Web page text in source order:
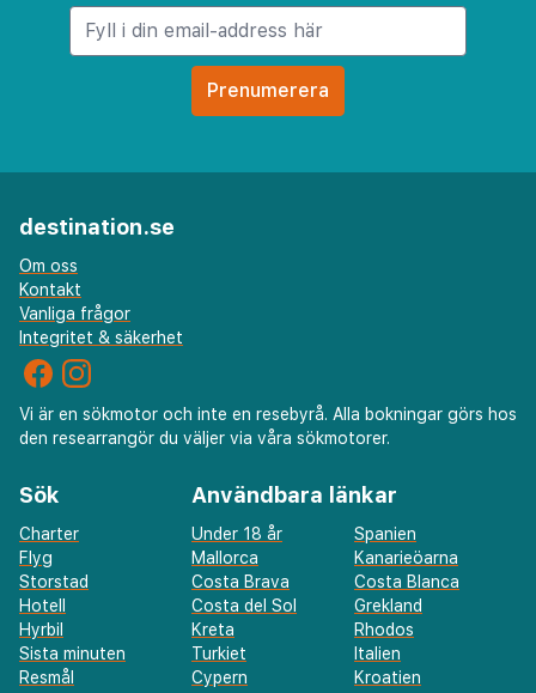
destination.se
Om oss
Kontakt
Vanliga frågor
Integritet & säkerhet
Vi är en sökmotor och inte en resebyrå. Alla bokningar görs hos
den researrangör du väljer via våra sökmotorer.
Sök
Charter
Flyg
Storstad
Hotell
Hyrbil
Sista minuten
Resmål
Användbara länkar
Under 18 år
Spanien
Mallorca
Kanarieöarna
Costa Brava
Costa Blanca
Costa del Sol
Grekland
Kreta
Rhodos
Turkiet
Italien
Cypern
Kroatien